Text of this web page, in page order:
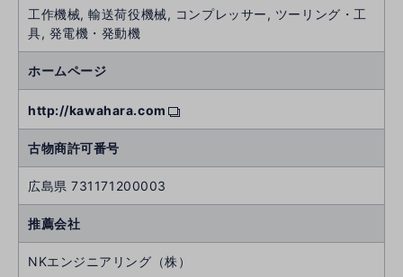
工作機械, 輸送荷役機械, コンプレッサー, ツーリング・工
具, 発電機・発動機
ホームページ
http://kawahara.com
古物商許可番号
広島県 731171200003
推薦会社
NKエンジニアリング（株）